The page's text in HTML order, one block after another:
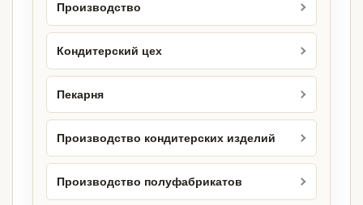
Производство
Кондитерский цех
Пекарня
Производство кондитерских изделий
Производство полуфабрикатов